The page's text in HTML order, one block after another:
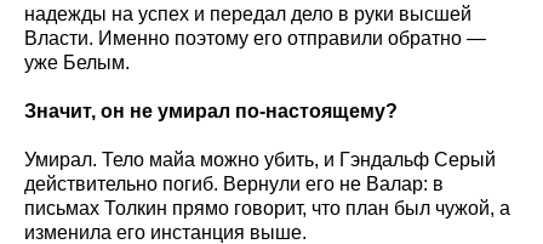
надежды на успех и передал дело в руки высшей
Власти. Именно поэтому его отправили обратно —
уже Белым.
Значит, он не умирал по-настоящему?
Умирал. Тело майа можно убить, и Гэндальф Серый
действительно погиб. Вернули его не Валар: в
письмах Толкин прямо говорит, что план был чужой, а
изменила его инстанция выше.